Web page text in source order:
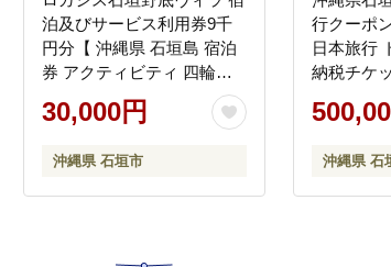
泊及びサービス利用券9千
円分【 沖縄県 石垣島 宿泊
券 アクティビティ 四輪バ
ギー カヤック BBQ 国内旅
行 リゾート ホテル 旅 旅行
30,000円
沖縄県 石垣市
行クーポ
日本旅行
納税チケ
ホテル
通費 体験
プル 夫婦
】NR-4
沖縄県 石